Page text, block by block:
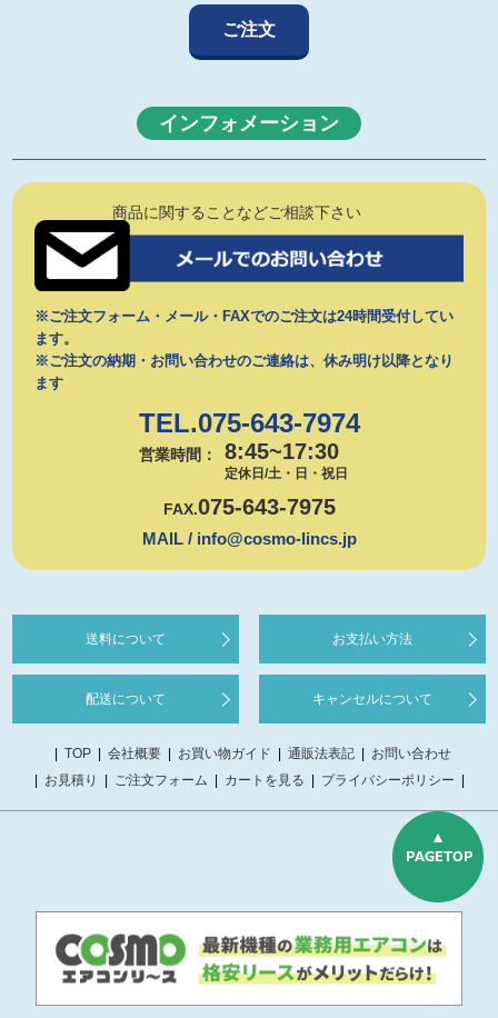
インフォメーション
商品に関することなどご相談下さい
※ご注文フォーム・メール・FAXでのご注文は24時間受付してい
ます。
※ご注文の納期・お問い合わせのご連絡は、休み明け以降となり
ます
TEL.075-643-7974
営業時間： 8:45~17:30
定休日/土・日・祝日
FAX.075-643-7975
MAIL / info@cosmo-lincs.jp
送料について お支払い方法
配送について キャンセルについて
TOP 会社概要 お買い物ガイド 通販法表記
お問い合わせ
お見積り
ご注文フォーム カートを見る プライバシーポリシー